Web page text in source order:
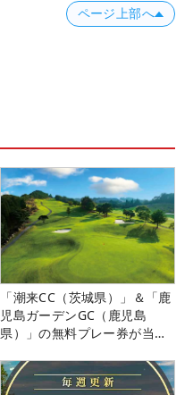
ページ上部へ
「潮来CC（茨城県）」＆「鹿
児島ガーデンGC（鹿児島
県）」の無料プレー券が当た